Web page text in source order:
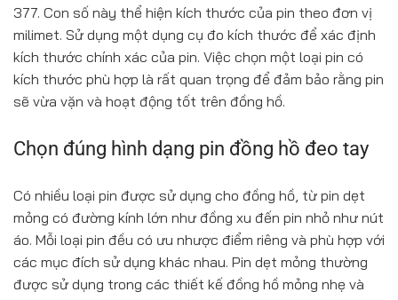
377. Con số này thể hiện kích thước của pin theo đơn vị
milimet. Sử dụng một dụng cụ đo kích thước để xác định
kích thước chính xác của pin. Việc chọn một loại pin có
kích thước phù hợp là rất quan trọng để đảm bảo rằng pin
sẽ vừa vặn và hoạt động tốt trên đồng hồ.
Chọn đúng hình dạng pin đồng hồ đeo tay
Có nhiều loại pin được sử dụng cho đồng hồ, từ pin dẹt
mỏng có đường kính lớn như đồng xu đến pin nhỏ như nút
áo. Mỗi loại pin đều có ưu nhược điểm riêng và phù hợp với
các mục đích sử dụng khác nhau. Pin dẹt mỏng thường
được sử dụng trong các thiết kế đồng hồ mỏng nhẹ và